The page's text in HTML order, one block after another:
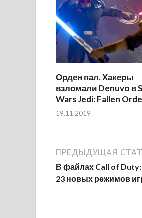
Орден пал. Хакеры
взломали Denuvo в
Wars Jedi: Fallen
19.11.2019
ПРЕДЫДУЩАЯ
В файлах Call of
23 новых режимов